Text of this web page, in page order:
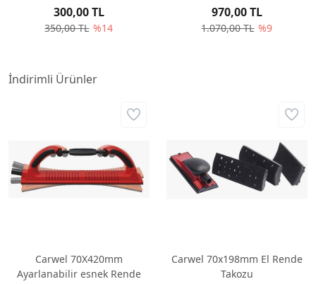
350,00 TL %14
300,00 TL
1.070,00 TL %9
970,00 TL
İndirimli Ürünler
Carwel 70X420mm
Ayarlanabilir esnek Rende
Carwel 70x198mm El Rende
Takozu